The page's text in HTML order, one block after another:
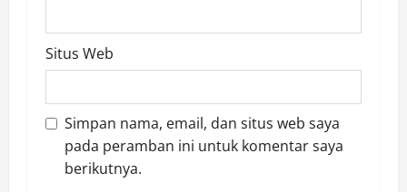
Situs Web
Simpan nama, email, dan situs web saya
pada peramban ini untuk komentar saya
berikutnya.